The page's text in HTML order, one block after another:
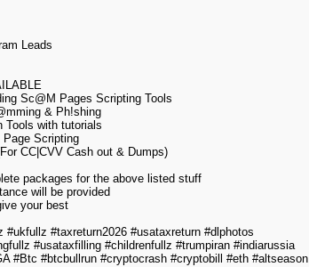
Leads
Sc@M Pages Scripting Tools
& Ph!shing
Tools with tutorials
Scripting
CC|CVV Cash out & Dumps)
packages for the above listed stuff
will be provided
your best
#taxreturn2026 #usataxreturn #dlphotos
#usataxfilling #childrenfullz #trumpiran #indiarussia
#Btc #btcbullrun #cryptocrash #cryptobill #eth #altseason